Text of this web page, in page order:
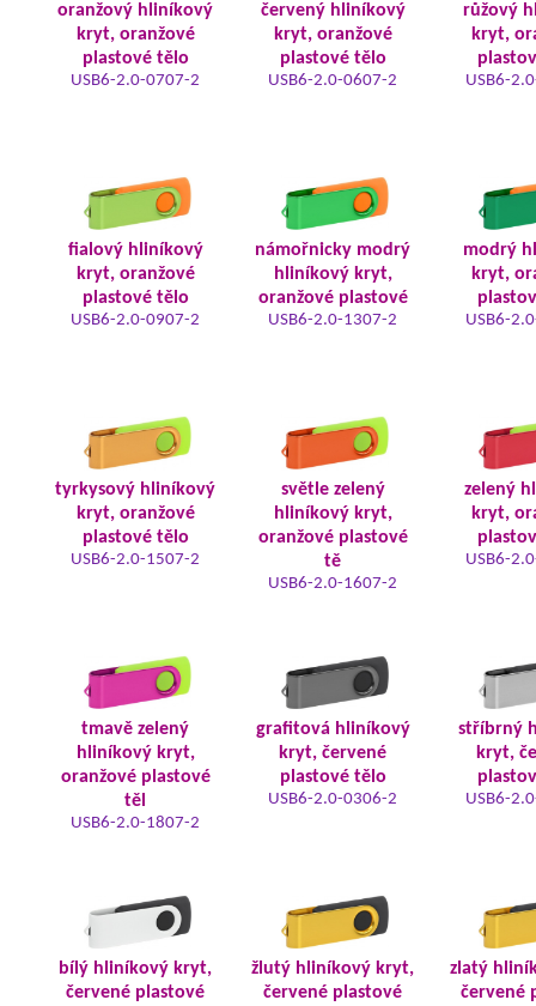
oranžový hliníkový
kryt, oranžové
plastové tělo
USB6-2.0-0707-2
červený hliníkový
kryt, oranžové
plastové tělo
USB6-2.0-0607-2
růžový
kryt,
USB6-
fialový hliníkový
kryt, oranžové
plastové tělo
USB6-2.0-0907-2
námořnicky modrý
hliníkový kryt,
oranžové plastové
USB6-2.0-1307-2
modrý
kryt,
USB6-
tyrkysový hliníkový
kryt, oranžové
plastové tělo
USB6-2.0-1507-2
světle zelený
hliníkový kryt,
oranžové plastové
tě
USB6-2.0-1607-2
zelený
kryt,
USB6-
tmavě zelený
hliníkový kryt,
oranžové plastové
těl
USB6-2.0-1807-2
grafitová hliníkový
kryt, červené
plastové tělo
USB6-2.0-0306-2
stříbrný
kryt,
USB6-
bílý hliníkový kryt,
červené plastové
žlutý hliníkový kryt,
červené plastové
zlatý
červené